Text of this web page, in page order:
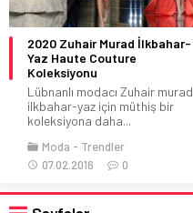
2020 Zuhair Murad İlkbahar-
Yaz Haute Couture
Koleksiyonu
Lübnanlı modacı Zuhair murad
ilkbahar-yaz için müthiş bir
koleksiyona daha...
Moda
Trendler
07.02.2016
0